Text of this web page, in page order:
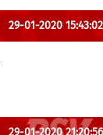
29-01-2020 15:43:02
29-01-2020 21:20:56